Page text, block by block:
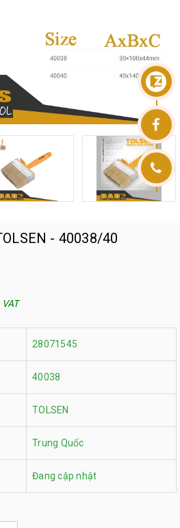
- 40038/40
28071545
40038
TOLSEN
Trung Quốc
Đang cập nhật